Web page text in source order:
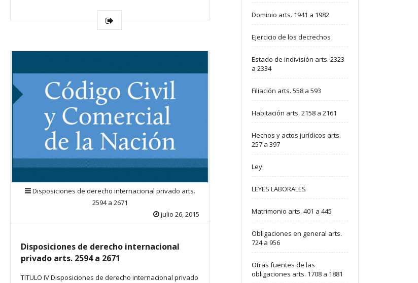
Disposiciones de derecho internacional privado arts.
2594 a 2671
julio 26, 2015
Disposiciones de derecho internacional
privado arts. 2594 a 2671
TITULO IV Disposiciones de derecho internacional privado
Dominio arts. 1941 a 1982
Ejercicio de los decrechos
Estado de indivisión arts. 2323
a 2334
Filiación arts. 558 a 593
Habitación arts. 2158 a 2161
Hechos y actos jurídicos arts.
257 a 397
Ley
LEYES LABORALES
Matrimonio arts. 401 a 445
Obligaciones en general arts.
724 a 956
Otras fuentes de las
obligaciones arts. 1708 a 1881